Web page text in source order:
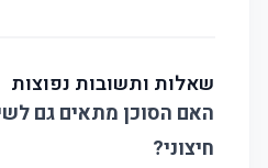
שאלות ותשובות נפוצות
האם הסוכן מתאים גם
חיצוני?